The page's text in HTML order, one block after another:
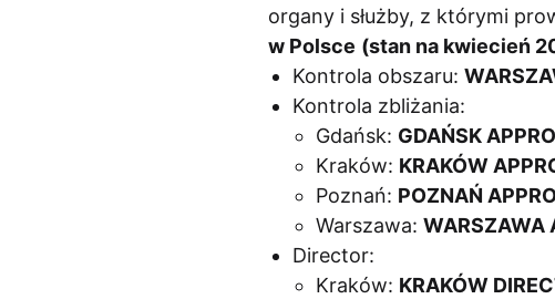
organy i służby, z którymi
w Polsce (stan na kwiecień
Kontrola obszaru:
Kontrola zbliżania:
Gdańsk: GDAŃSK
Kraków: KRAKÓW
Poznań: POZNAŃ
Warszawa:WARSZAWA
Director:
Kraków: KRAKÓW